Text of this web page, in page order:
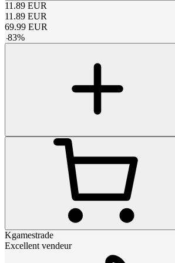
11.89 EUR
11.89 EUR
69.99 EUR
-83%
Kgamestrade
Excellent vendeur